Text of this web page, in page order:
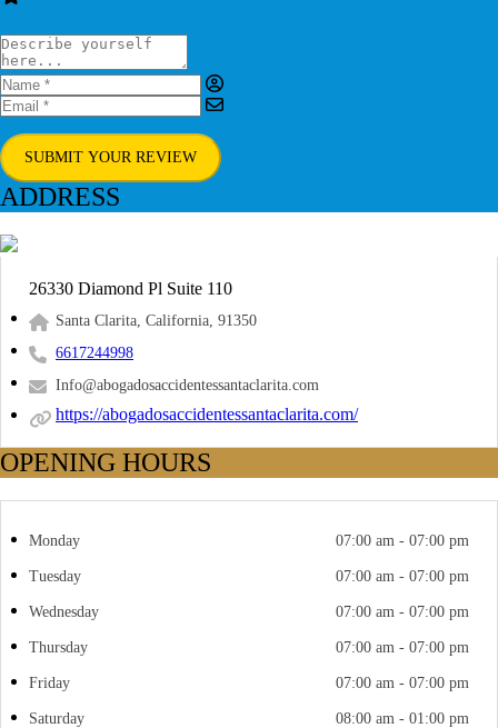
SUBMIT YOUR REVIEW
ADDRESS
26330 Diamond Pl Suite 110
Santa Clarita, California, 91350
6617244998
Info@abogadosaccidentessantaclarita.com
https://abogadosaccidentessantaclarita.com/
OPENING HOURS
Monday 07:00 am - 07:00 pm
Tuesday 07:00 am - 07:00 pm
Wednesday 07:00 am - 07:00 pm
Thursday 07:00 am - 07:00 pm
Friday 07:00 am - 07:00 pm
Saturday 08:00 am - 01:00 pm